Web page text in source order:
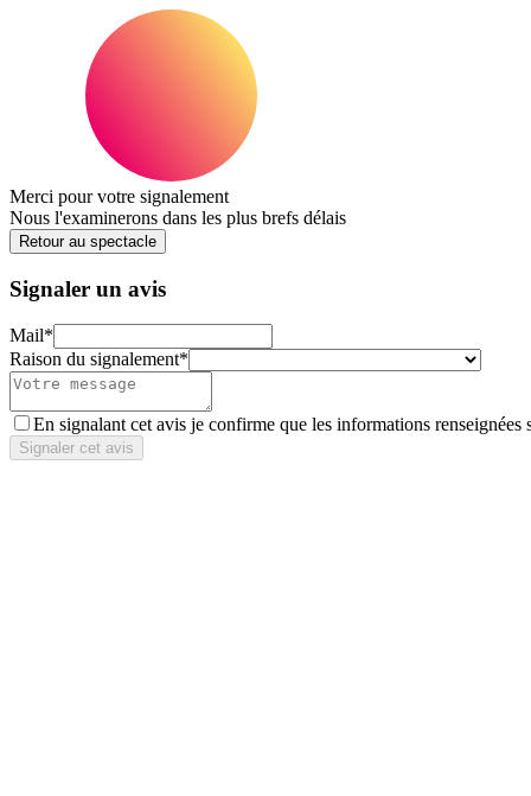
Merci pour votre signalement
Nous l'examinerons dans les plus brefs délais
Retour au spectacle
Signaler un avis
Mail*
Raison du signalement*
En signalant cet avis je confirme que les informations renseignées
Signaler cet avis